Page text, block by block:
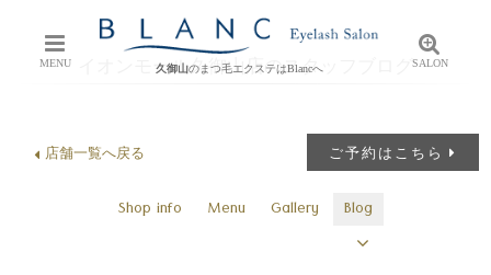
MENU 久御山のまつ毛エクステはBlancへ SALON
イオンモール久御山店のスタッフブログ
ご予約はこちら
店舗一覧へ戻る
Shop info Menu Gallery Blog